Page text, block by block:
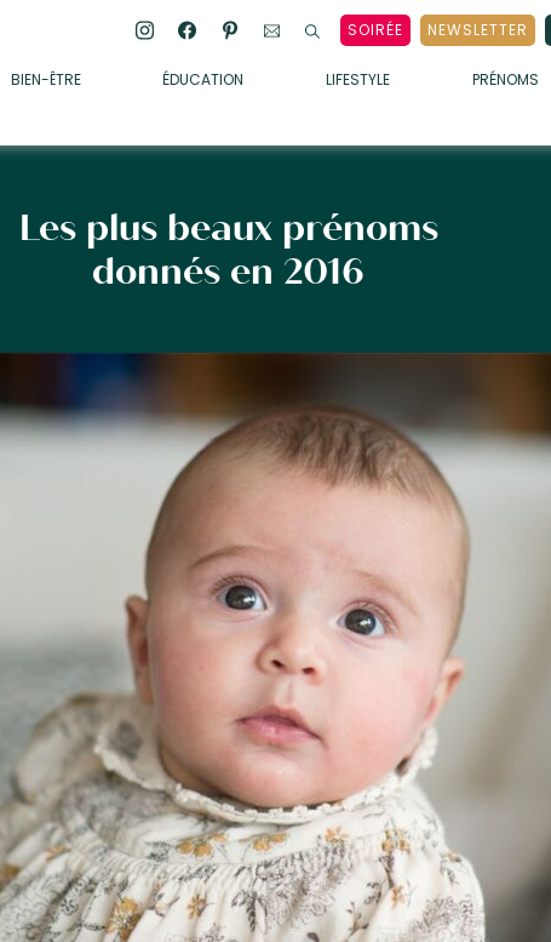
SOIRÉE NEWSLETTER
BIEN-ÊTRE ÉDUCATION LIFESTYLE PRÉNOMS
• SOMMEIL
• MÉDECINE DOUCE
• SOINS
Les plus beaux prénoms
donnés en 2016